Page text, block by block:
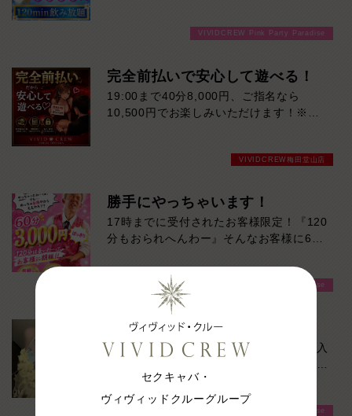
セクキャバ・
ヴィヴィッドクルーグループ
VIVIDCREW Pink Party Paradise
完全前払いで安心して遊べる！
19:00まで40分8,000円、ご指名なら
10,500円でお楽しみいただけます！※ダ
全前払いで時間内ドリンク飲み放題が無料
切なし！安心・安全に遊びたいなら
VIVIDCREW梅田堂山店へお越しくださ
い！
VIVIDCREW梅田堂山店
勝手にやっちゃいます！
17時までに受付されたお客様限定！『120
分もおられへんわー』そんなお客様に60
をご購入いただいても通常よりお得に楽し
めるチャンス！たっぷり楽しみたい方は
120分！サクッと遊んで帰りたい方は60
分！その日の予定に合わせてお選びくださ
VIVIDCREW Pink Party Paradise
只今ご案内スムーズです！
今ならご案内スムーズですよー！お気に入
待ちしております！
VIVIDCREW Pink Party Paradise